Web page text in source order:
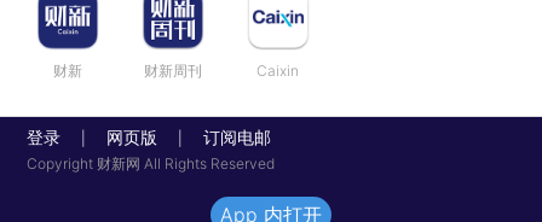
财新 财新周刊 Caixin
登录 网页版 订阅电邮
Copyright 财新网 All Rights Reserved
App 内打开